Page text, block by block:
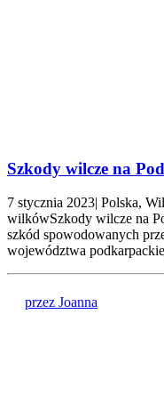
Szkody wilcze na
7 stycznia 2023| Polska,
wilkówSzkody wilcze na
szkód spowodowanych
województwa
przez Joanna